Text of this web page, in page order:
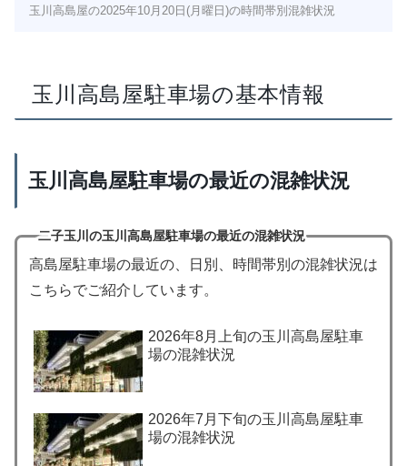
玉川高島屋の2025年10月20日(月曜日)の時間帯別混雑状況
玉川高島屋駐車場の基本情報
玉川高島屋駐車場の最近の混雑状況
二子玉川の玉川高島屋駐車場の最近の混雑状況
高島屋駐車場の最近の、日別、時間帯別の混雑状況は
こちらでご紹介しています。
2026年8月上旬の玉川高島屋駐車
場の混雑状況
2026年7月下旬の玉川高島屋駐車
場の混雑状況